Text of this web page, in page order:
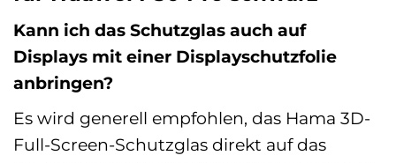
Kann ich das Schutzglas auch auf
Displays mit einer Displayschutzfolie
anbringen?
Es wird generell empfohlen, das Hama 3D-
Full-Screen-Schutzglas direkt auf das